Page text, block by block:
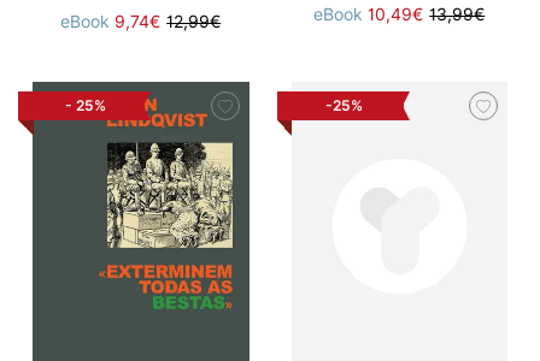
eBook 9,74€ 12,99€
eBook10,49€ 13,99€
- 25% -25%